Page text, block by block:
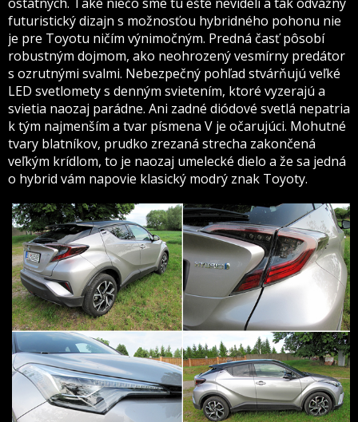
futuristický dizajn s možnosťou hybridného pohonu nie
je pre Toyotu ničím výnimočným. Predná časť pôsobí
robustným dojmom, ako neohrozený vesmírny predátor
s ozrutnými svalmi. Nebezpečný pohľad stvárňujú veľké
LED svetlomety s denným svietením, ktoré vyzerajú a
svietia naozaj parádne. Ani zadné diódové svetlá nepatria
k tým najmenším a tvar písmena V je očarujúci. Mohutné
tvary blatníkov, prudko zrezaná strecha zakončená
veľkým krídlom, to je naozaj umelecké dielo a že sa jedná
o hybrid vám napovie klasický modrý znak Toyoty.